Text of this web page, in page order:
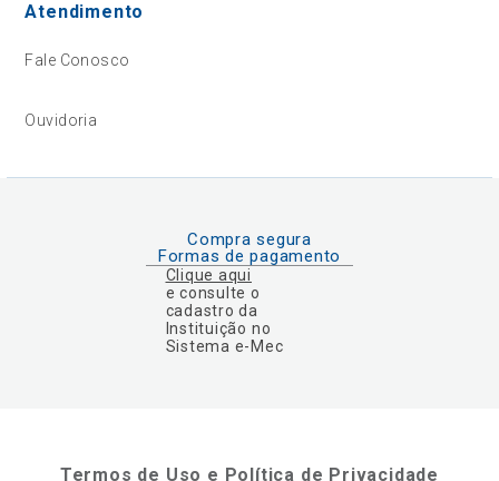
Atendimento
Fale Conosco
Ouvidoria
Compra segura
Formas de pagamento
Clique aqui
e consulte o
cadastro da
Instituição no
Sistema e-Mec
Termos de Uso e Política de Privacidade